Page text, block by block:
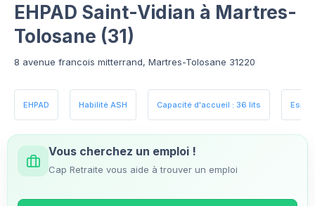
EHPAD Saint-Vidian à Martres-
Tolosane (31)
8 avenue francois mitterrand, Martres-Tolosane 31220
EHPAD Habilité ASH Capacité d'accueil : 36 lits
Vous cherchez un emploi !
Cap Retraite vous aide à trouver un emploi